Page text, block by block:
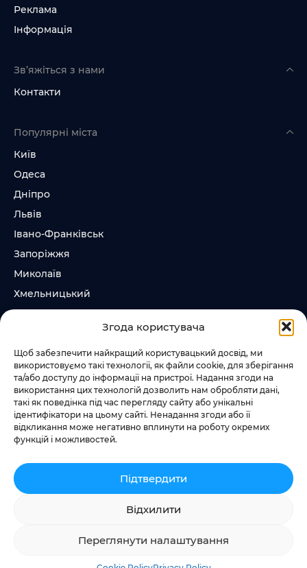
Згода користувача
Щоб забезпечити найкращий користувацький досвід, ми
використовуємо такі технології, як файли cookie, для зберігання
та/або доступу до інформації на пристрої. Надання згоди на
використання цих технологій дозволить нам обробляти дані,
такі як поведінка під час перегляду сайту або унікальні
ідентифікатори на цьому сайті. Ненадання згоди або її
відкликання може негативно вплинути на роботу окремих
функцій і можливостей.
Підтвердити
Відхилити
Переглянути налаштування
Реклама
Інформація
Зв’яжіться з нами
Контакти
Популярні міста
Київ
Одеса
Дніпро
Львів
Івано-Франківськ
Запоріжжя
Миколаїв
Хмельницький
Суми
Слідкувати за нами
+38 073 185 81 11
+38 067 457 86 44
Додати квест
Privacy Policy Cookie Policy Terms & Conditions